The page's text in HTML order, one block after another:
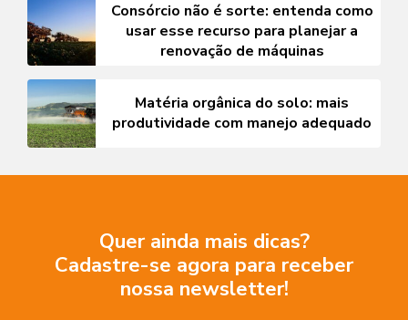
Consórcio não é sorte: entenda como
usar esse recurso para planejar a
renovação de máquinas
Matéria orgânica do solo: mais
produtividade com manejo adequado
Quer ainda mais dicas?
Cadastre-se agora para receber
nossa newsletter!